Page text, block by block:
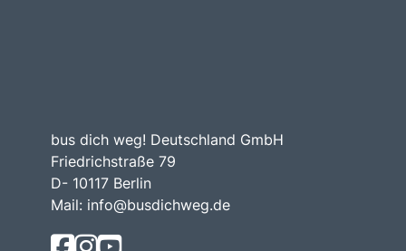
bus dich weg! Deutschland GmbH
Friedrichstraße 79
D- 10117 Berlin
Mail: info@busdichweg.de